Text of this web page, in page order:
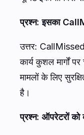
प्रश्न: इसका
उत्तर:
कार्य कुशल मार्गों
मामलों के लिए
है।
प्रश्न: ऑपरेटरों को